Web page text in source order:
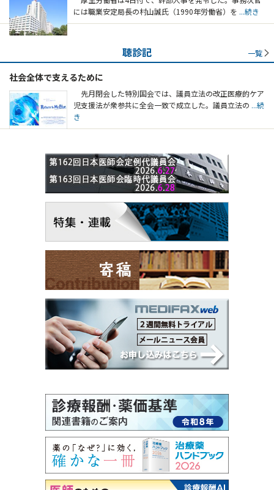
には職業安定局長の村山誠氏（1990年労働省）を ...続き
聴診記 一覧
社会全体で支えるために
先月閉会した特別国会では、議員立法の改正医療的ケア
児支援法が衆参共に全会一致で成立した。議員立法の ...続
き